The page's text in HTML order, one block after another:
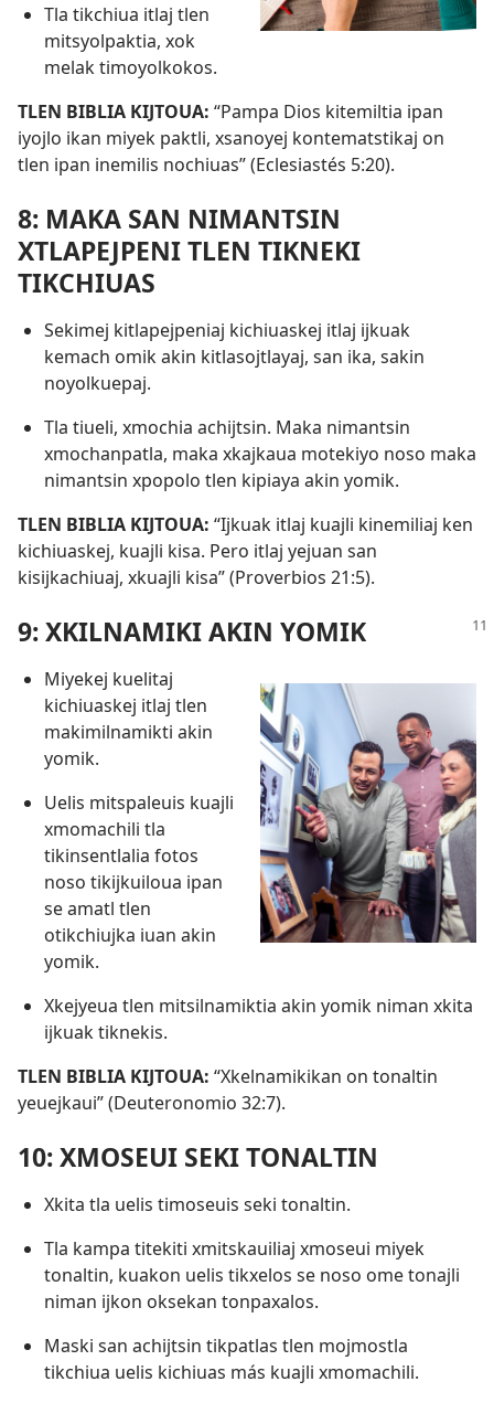
Tla tikchiua itlaj tlen
mitsyolpaktia, xok
melak timoyolkokos.
TLEN BIBLIA KIJTOUA: “Pampa Dios kitemiltia ipan
iyojlo ikan miyek paktli, xsanoyej kontematstikaj on
tlen ipan inemilis nochiuas” (Eclesiastés 5:20).
8: MAKA SAN NIMANTSIN
XTLAPEJPENI TLEN TIKNEKI
TIKCHIUAS
Sekimej kitlapejpeniaj kichiuaskej itlaj ijkuak
kemach omik akin kitlasojtlayaj, san ika, sakin
noyolkuepaj.
Tla tiueli, xmochia achijtsin. Maka nimantsin
xmochanpatla, maka xkajkaua motekiyo noso maka
nimantsin xpopolo tlen kipiaya akin yomik.
TLEN BIBLIA KIJTOUA: “Ijkuak itlaj kuajli kinemiliaj ken
kichiuaskej, kuajli kisa. Pero itlaj yejuan san
kisijkachiuaj, xkuajli kisa” (Proverbios 21:5).
9: XKILNAMIKI AKIN YOMIK
Miyekej kuelitaj
kichiuaskej itlaj tlen
makimilnamikti akin
yomik.
Uelis mitspaleuis kuajli
xmomachili tla
tikinsentlalia fotos
noso tikijkuiloua ipan
se amatl tlen
otikchiujka iuan akin
yomik.
Xkejyeua tlen mitsilnamiktia akin yomik niman xkita
ijkuak tiknekis.
TLEN BIBLIA KIJTOUA: “Xkelnamikikan on tonaltin
yeuejkaui” (Deuteronomio 32:7).
10: XMOSEUI SEKI TONALTIN
Xkita tla uelis timoseuis seki tonaltin.
Tla kampa titekiti xmitskauiliaj xmoseui miyek
tonaltin, kuakon uelis tikxelos se noso ome tonajli
niman ijkon oksekan tonpaxalos.
Maski san achijtsin tikpatlas tlen mojmostla
tikchiua uelis kichiuas más kuajli xmomachili.